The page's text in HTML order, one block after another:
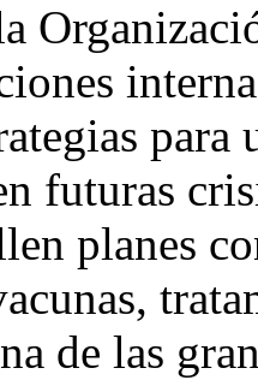
futuras
planes
de las